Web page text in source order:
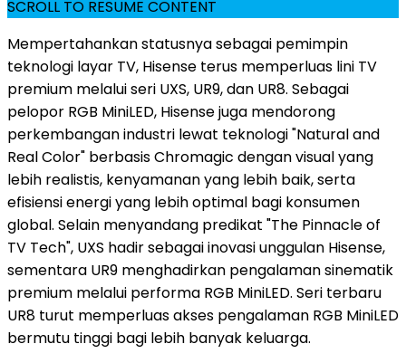
SCROLL TO RESUME CONTENT
Mempertahankan statusnya sebagai pemimpin
teknologi layar TV, Hisense terus memperluas lini TV
premium melalui seri UXS, UR9, dan UR8. Sebagai
pelopor RGB MiniLED, Hisense juga mendorong
perkembangan industri lewat teknologi "Natural and
Real Color" berbasis Chromagic dengan visual yang
lebih realistis, kenyamanan yang lebih baik, serta
efisiensi energi yang lebih optimal bagi konsumen
global. Selain menyandang predikat "The Pinnacle of
TV Tech", UXS hadir sebagai inovasi unggulan Hisense,
sementara UR9 menghadirkan pengalaman sinematik
premium melalui performa RGB MiniLED. Seri terbaru
UR8 turut memperluas akses pengalaman RGB MiniLED
bermutu tinggi bagi lebih banyak keluarga.